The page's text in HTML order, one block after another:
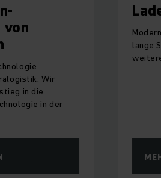
Wir
in die
in der
lange